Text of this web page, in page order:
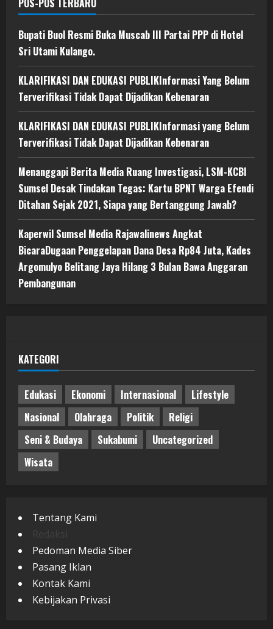
POS-POS TERBARU
Bupati Buol Resmi Buka Muscab III Partai PPP di Hotel
Sri Utami Kulango.
KLARIFIKASI DAN EDUKASI PUBLIKInformasi Yang Belum
Terverifikasi Tidak Dapat Dijadikan Kebenaran
KLARIFIKASI DAN EDUKASI PUBLIKInformasi yang Belum
Terverifikasi Tidak Dapat Dijadikan Kebenaran
Menanggapi Berita Media Ruang Investigasi, LSM-KCBI
Sumsel Desak Tindakan Tegas: Kartu BPNT Warga Efendi
Ditahan Sejak 2021, Siapa yang Bertanggung Jawab?
Kaperwil Sumsel Media Rajawalinews Angkat
BicaraDugaan Penggelapan Dana Desa Rp84 Juta, Kades
Argomulyo Belitang Jaya Hilang 3 Bulan Bawa Anggaran
Pembangunan
KATEGORI
Edukasi Ekonomi Internasional
Lifestyle
Nasional
Olahraga Politik
Religi
Seni & Budaya
Sukabumi
Uncategorized
Wisata
Tentang Kami
Pedoman Media Siber
Pasang Iklan
Kontak Kami
Kebijakan Privasi